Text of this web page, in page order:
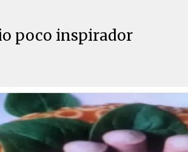
poco inspirador